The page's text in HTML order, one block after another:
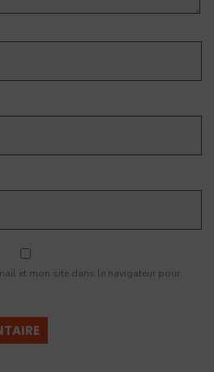
et mon site dans le navigateur pour